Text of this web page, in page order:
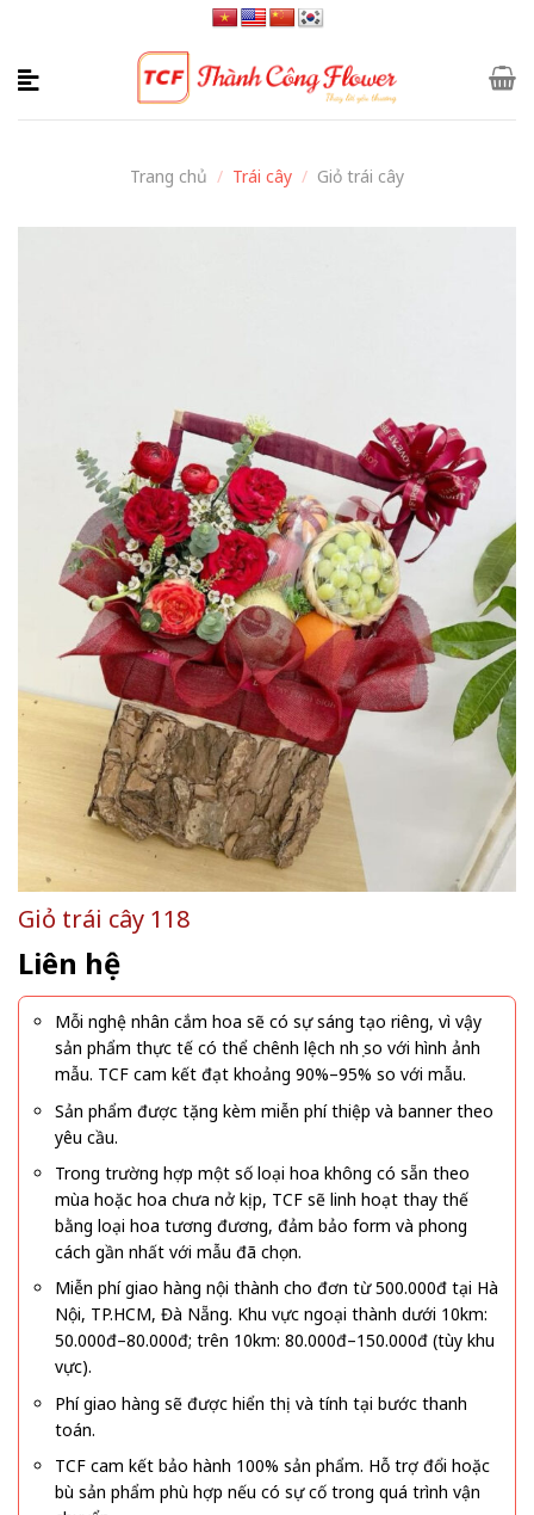
content
Trang chủ / Trái cây / Giỏ trái cây
Giỏ trái cây 118
Liên hệ
Mỗi nghệ nhân cắm hoa sẽ có sự sáng tạo riêng, vì vậy
sản phẩm thực tế có thể chênh lệch nhẹ so với hình ảnh
mẫu. TCF cam kết đạt khoảng 90%–95% so với mẫu.
Sản phẩm được tặng kèm miễn phí thiệp và banner theo
yêu cầu.
Trong trường hợp một số loại hoa không có sẵn theo
mùa hoặc hoa chưa nở kịp, TCF sẽ linh hoạt thay thế
bằng loại hoa tương đương, đảm bảo form và phong
cách gần nhất với mẫu đã chọn.
Miễn phí giao hàng nội thành cho đơn từ 500.000đ tại Hà
Nội, TP.HCM, Đà Nẵng. Khu vực ngoại thành dưới 10km:
50.000đ–80.000đ; trên 10km: 80.000đ–150.000đ (tùy khu
vực).
Phí giao hàng sẽ được hiển thị và tính tại bước thanh
toán.
TCF cam kết bảo hành 100% sản phẩm. Hỗ trợ đổi hoặc
bù sản phẩm phù hợp nếu có sự cố trong quá trình vận